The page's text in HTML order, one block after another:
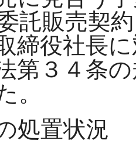
託販売契
締役社長
第３４条
。
処置状況